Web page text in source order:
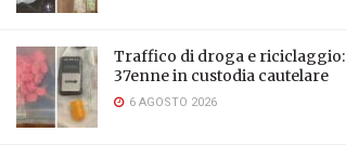
Traffico di droga e riciclaggio:
37enne in custodia cautelare
6 AGOSTO 2026